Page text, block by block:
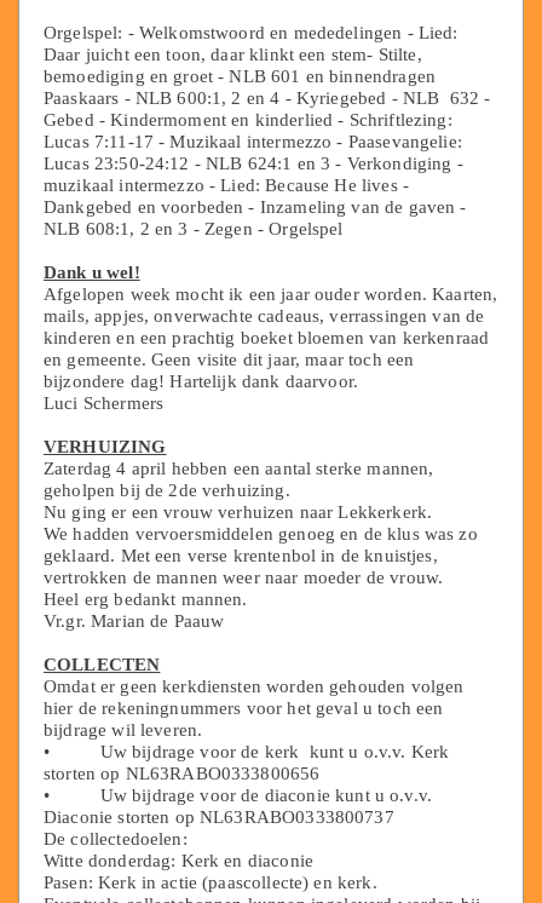
Orgelspel: - Welkomstwoord en mededelingen - Lied:
Daar juicht een toon, daar klinkt een stem- Stilte,
bemoediging en groet - NLB 601 en binnendragen
Paaskaars - NLB 600:1, 2 en 4 - Kyriegebed - NLB 632 -
Gebed - Kindermoment en kinderlied - Schriftlezing:
Lucas 7:11-17 - Muzikaal intermezzo - Paasevangelie:
Lucas 23:50-24:12 - NLB 624:1 en 3 - Verkondiging -
muzikaal intermezzo - Lied: Because He lives -
Dankgebed en voorbeden - Inzameling van de gaven -
NLB 608:1, 2 en 3 - Zegen - Orgelspel
Dank u wel!
Afgelopen week mocht ik een jaar ouder worden. Kaarten,
mails, appjes, onverwachte cadeaus, verrassingen van de
kinderen en een prachtig boeket bloemen van kerkenraad
en gemeente. Geen visite dit jaar, maar toch een
bijzondere dag! Hartelijk dank daarvoor.
Luci Schermers
VERHUIZING
Zaterdag 4 april hebben een aantal sterke mannen,
geholpen bij de 2de verhuizing.
Nu ging er een vrouw verhuizen naar Lekkerkerk.
We hadden vervoersmiddelen genoeg en de klus was zo
geklaard. Met een verse krentenbol in de knuistjes,
vertrokken de mannen weer naar moeder de vrouw.
Heel erg bedankt mannen.
Vr.gr. Marian de Paauw
COLLECTEN
Omdat er geen kerkdiensten worden gehouden volgen
hier de rekeningnummers voor het geval u toch een
bijdrage wil leveren.
• Uw bijdrage voor de kerk kunt u o.v.v. Kerk
storten op NL63RABO0333800656
• Uw bijdrage voor de diaconie kunt u o.v.v.
Diaconie storten op NL63RABO0333800737
De collectedoelen:
Witte donderdag: Kerk en diaconie
Pasen: Kerk in actie (paascollecte) en kerk.